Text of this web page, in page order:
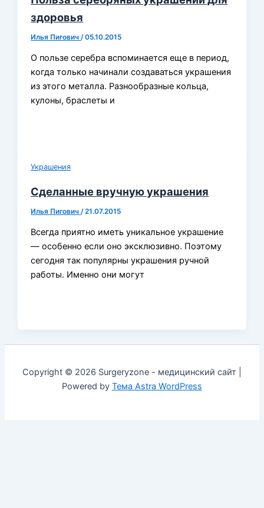
здоровья
Илья Пигович /05.10.2015
О пользе серебра вспоминается еще в период,
когда только начинали создаваться украшения
из этого металла. Разнообразные кольца,
кулоны, браслеты и
Украшения
Сделанные вручную украшения
Илья Пигович /21.07.2015
Всегда приятно иметь уникальное украшение
— особенно если оно эксклюзивно. Поэтому
сегодня так популярны украшения ручной
работы. Именно они могут
Copyright © 2026 Surgeryzone - медицинский сайт |
Powered by Тема Astra WordPress